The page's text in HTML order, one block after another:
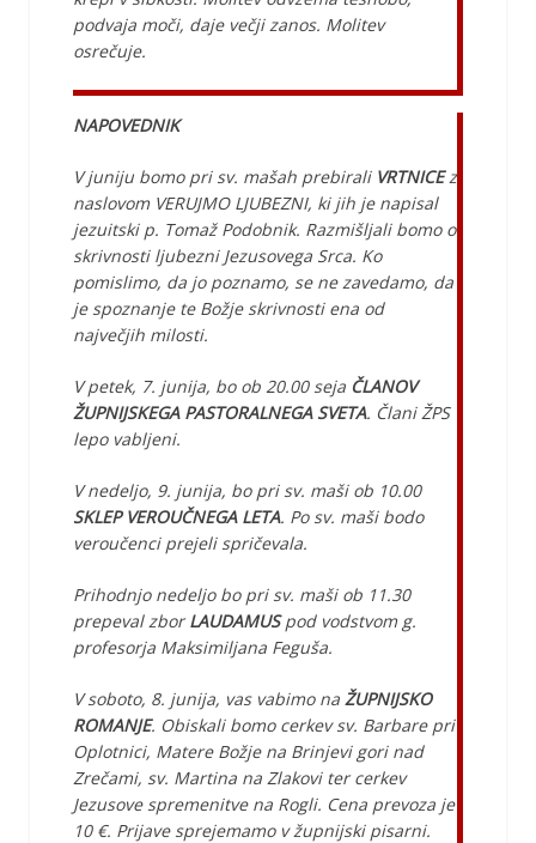
podvaja moči, daje večji zanos. Molitev
osrečuje.
NAPOVEDNIK
V juniju bomo pri sv. mašah prebirali VRTNICEz
naslovom VERUJMO LJUBEZNI, ki jih je napisal
jezuitski p. Tomaž Podobnik. Razmišljali bomo o
skrivnosti ljubezni Jezusovega Srca. Ko
pomislimo, da jo poznamo, se ne zavedamo, da
je spoznanje te Božje skrivnosti ena od
največjih milosti.
V petek, 7. junija, bo ob 20.00 seja ČLANOV
ŽUPNIJSKEGA PASTORALNEGA SVETA. Člani ŽPS
lepo vabljeni.
V nedeljo, 9. junija, bo pri sv. maši ob 10.00
SKLEP VEROUČNEGA LETA. Po sv. maši bodo
veroučenci prejeli spričevala.
Prihodnjo nedeljo bo pri sv. maši ob 11.30
prepeval zborLAUDAMUSpod vodstvom g.
profesorja Maksimiljana Feguša.
V soboto, 8. junija, vas vabimo na ŽUPNIJSKO
ROMANJE. Obiskali bomo cerkev sv. Barbare pri
Oplotnici, Matere Božje na Brinjevi gori nad
Zrečami, sv. Martina na Zlakovi ter cerkev
Jezusove spremenitve na Rogli. Cena prevoza je
10 €. Prijave sprejemamo v župnijski pisarni.